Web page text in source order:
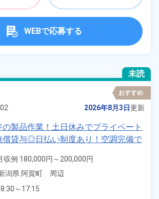
WEBで応募する
未読
おすすめ
2026年8月3日更新
製品作業！土日休みでプライベート
貸与◎日払い制度あり！空調完備で
カー通勤＆無料駐車場あり！《新潟
収例 180,000円～200,000円
給 1,180円～1,180円
潟県 阿賀町　周辺
～17:15